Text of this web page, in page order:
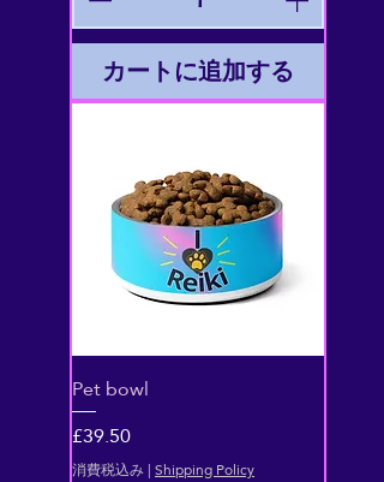
カートに追加する
Pet bowl
価格
£39.50
消費税込み|Shipping Policy